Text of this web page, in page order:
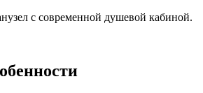
с современной душевой кабиной.